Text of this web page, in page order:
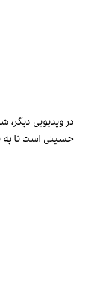
در ویدیویی
حسینی است تا به